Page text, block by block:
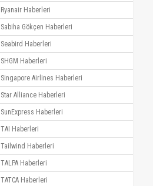
Ryanair Haberleri
Sabiha Gökçen Haberleri
Seabird Haberleri
SHGM Haberleri
Singapore Airlines Haberleri
Star Alliance Haberleri
SunExpress Haberleri
TAI Haberleri
Tailwind Haberleri
TALPA Haberleri
TATCA Haberleri